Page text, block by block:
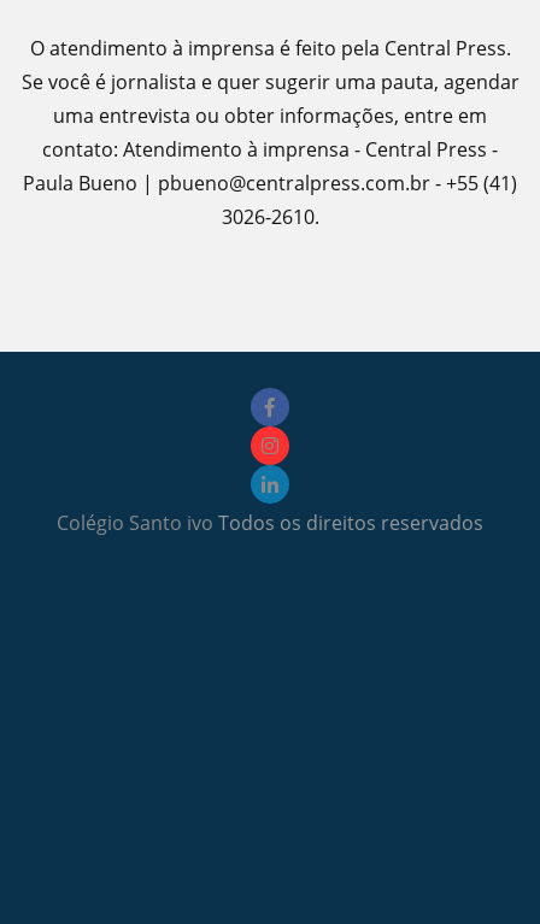
O atendimento à imprensa é feito pela Central Press.
Se você é jornalista e quer sugerir uma pauta, agendar
uma entrevista ou obter informações, entre em
contato: Atendimento à imprensa - Central Press -
Paula Bueno | pbueno@centralpress.com.br - +55 (41)
3026-2610.
Colégio Santo ivo Todos os direitos reservados